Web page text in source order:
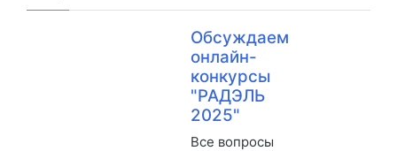
Обсуждаем
онлайн-
конкурсы
"РАДЭЛЬ
2025"
Все вопросы